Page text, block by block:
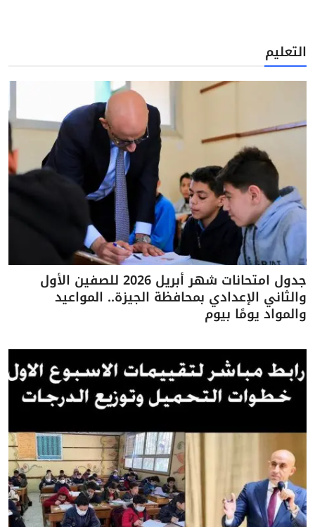
التعليم
جدول امتحانات شهر أبريل 2026 للصفين الأول
والثاني الإعدادي بمحافظة الجيزة.. المواعيد
والمواد يومًا بيوم